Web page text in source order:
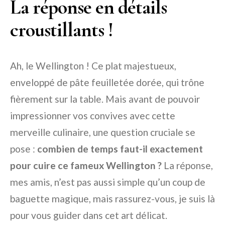
La réponse en détails
croustillants !
Ah, le Wellington ! Ce plat majestueux,
enveloppé de pâte feuilletée dorée, qui trône
fièrement sur la table. Mais avant de pouvoir
impressionner vos convives avec cette
merveille culinaire, une question cruciale se
pose : combien de temps faut-il exactement
pour cuire ce fameux Wellington ? La réponse,
mes amis, n’est pas aussi simple qu’un coup de
baguette magique, mais rassurez-vous, je suis là
pour vous guider dans cet art délicat.